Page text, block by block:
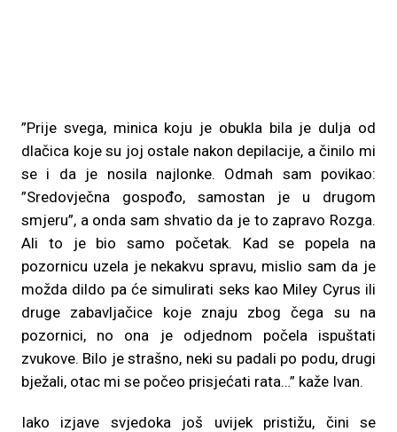
”Prije svega, minica koju je obukla bila je dulja od
dlačica koje su joj ostale nakon depilacije, a činilo mi
se i da je nosila najlonke. Odmah sam povikao:
”Sredovječna gospođo, samostan je u drugom
smjeru”, a onda sam shvatio da je to zapravo Rozga.
Ali to je bio samo početak. Kad se popela na
pozornicu uzela je nekakvu spravu, mislio sam da je
možda dildo pa će simulirati seks kao Miley Cyrus ili
druge zabavljačice koje znaju zbog čega su na
pozornici, no ona je odjednom počela ispuštati
zvukove. Bilo je strašno, neki su padali po podu, drugi
bježali, otac mi se počeo prisjećati rata…” kaže Ivan.
Iako izjave svjedoka još uvijek pristižu, čini se